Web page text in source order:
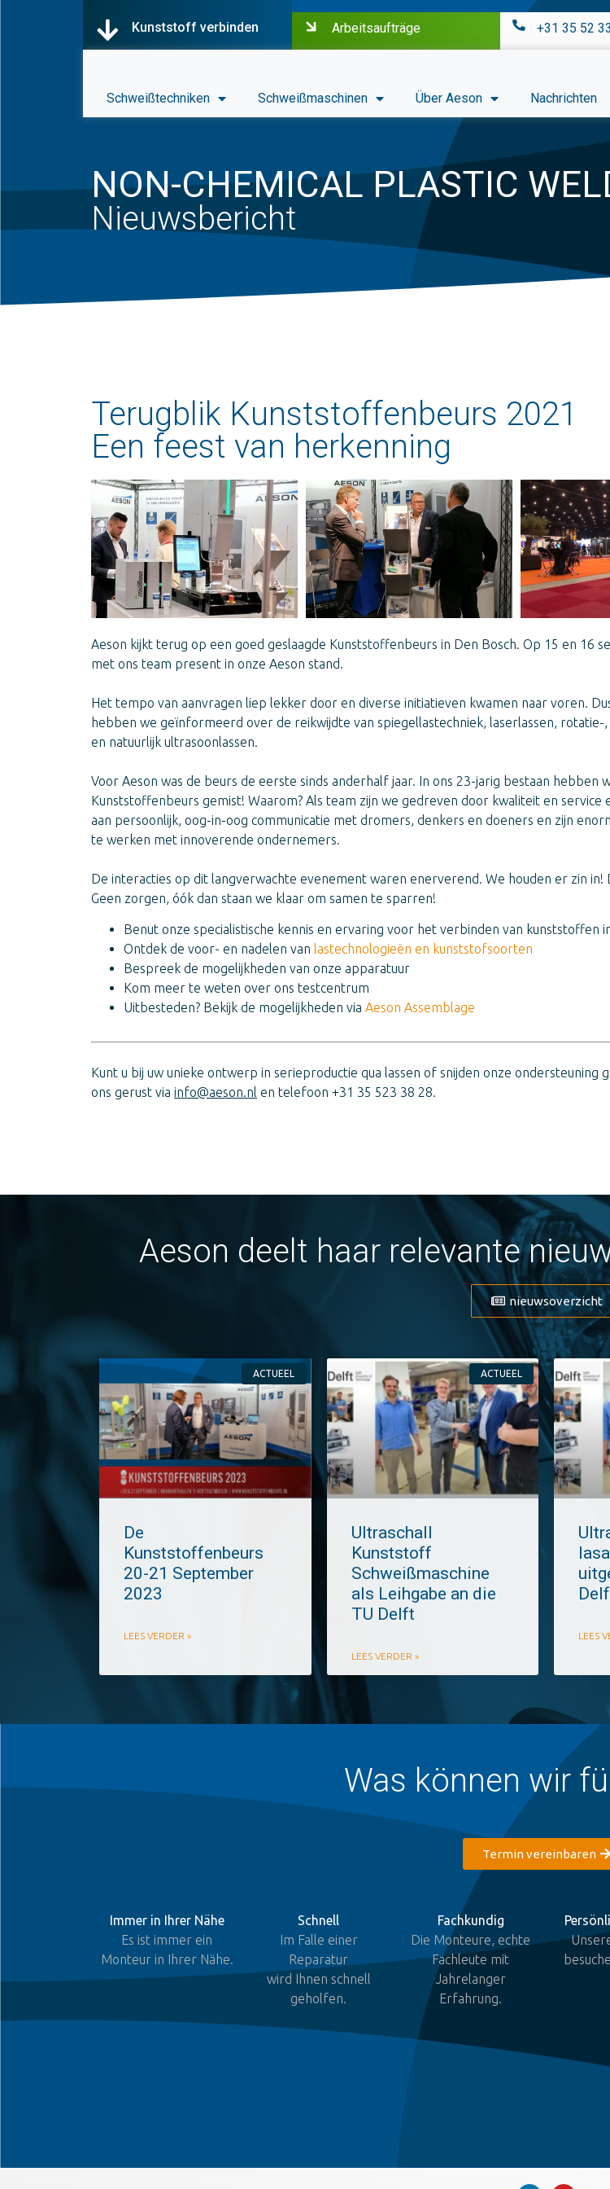
Kunststoff verbinden Arbeitsaufträge +31 35 52
Schweißtechniken Schweißmaschinen Über Aeson Nachrichten
NON-CHEMICAL PLASTIC
Nieuwsbericht
Terugblik Kunststoffenbeurs 2021
Een feest van herkenning
Aeson kijkt terug op een goed geslaagde Kunststoffenbeurs in Den Bosch. Op 15 en 16
met ons team present in onze Aeson stand.
Het tempo van aanvragen liep lekker door en diverse initiatieven kwamen naar voren.
hebben we geïnformeerd over de reikwijdte van spiegellastechniek, laserlassen,
en natuurlijk ultrasoonlassen.
Voor Aeson was de beurs de eerste sinds anderhalf jaar. In ons 23-jarig bestaan hebben
Kunststoffenbeurs gemist! Waarom? Als team zijn we gedreven door kwaliteit en service
aan persoonlijk, oog-in-oog communicatie met dromers, denkers en doeners en zijn
te werken met innoverende ondernemers.
De interacties op dit langverwachte evenement waren enerverend. We houden er zin in!
Geen zorgen, óók dan staan we klaar om samen te sparren!
Benut onze specialistische kennis en ervaring voor het verbinden van kunststoffen
Ontdek de voor- en nadelen van lastechnologieën en kunststofsoorten
Bespreek de mogelijkheden van onze apparatuur
Kom meer te weten over ons testcentrum
Uitbesteden? Bekijk de mogelijkheden via Aeson Assemblage
Kunt u bij uw unieke ontwerp in serieproductie qua lassen of snijden onze ondersteuning
ons gerust via info@aeson.nl en telefoon +31 35 523 38 28.
Aeson deelt haar relevante
nieuwsoverzicht
ACTUEEL
De
Kunststoffenbeurs
20-21 September
2023
LEES VERDER »
ACTUEEL
Ultraschall
Kunststoff
Schweißmaschine
als Leihgabe an die
TU Delft
LEES VERDER »
LEES
Was können wir
Termin vereinbaren
Immer in Ihrer Nähe
Es ist immer ein
Monteur in Ihrer Nähe.
Schnell
Im Falle einer
Reparatur
wird Ihnen schnell
geholfen.
Fachkundig
Die Monteure, echte
Fachleute mit
Jahrelanger
Erfahrung.